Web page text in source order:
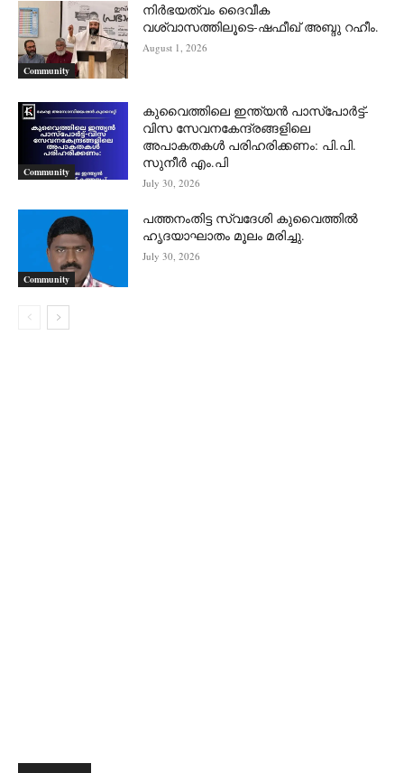
Community
നിർഭയത്വം ദൈവീക
വശ്വാസത്തിലൂടെ-ഷഫീഖ് അബ്ദു റഹീം.
August 1, 2026
Community
കുവൈത്തിലെ ഇന്ത്യൻ പാസ്‌പോർട്ട്-
വിസ സേവനകേന്ദ്രങ്ങളിലെ
അപാകതകൾ പരിഹരിക്കണം: പി.പി.
സുനീർ എം.പി
July 30, 2026
Community
പത്തനംതിട്ട സ്വദേശി കുവൈത്തിൽ
ഹൃദയാഘാതം മൂലം മരിച്ചു.
July 30, 2026